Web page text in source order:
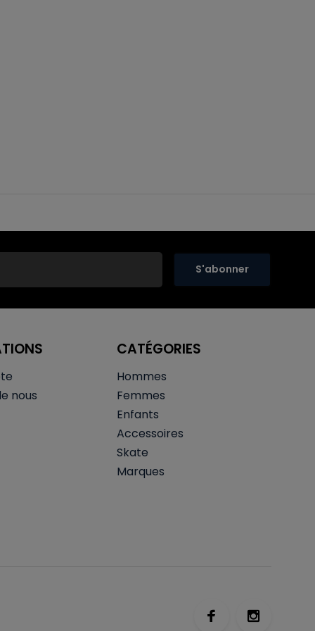
S'abonner
nous
CATÉGORIES
Hommes
Femmes
Enfants
Accessoires
Skate
Marques